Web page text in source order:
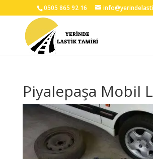
0505 865 92 16
Piyalepaşa Mobil